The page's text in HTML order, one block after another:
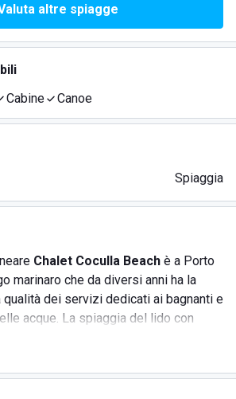
altre spiagge
Cabine Canoe
Spiaggia
Chalet Coculla Beach è a Porto
marinaro che da diversi anni ha la
qualità dei servizi dedicati ai bagnanti e
acque. La spiaggia del lido con
ha la
balneari adatte ai più piccoli. Di sera